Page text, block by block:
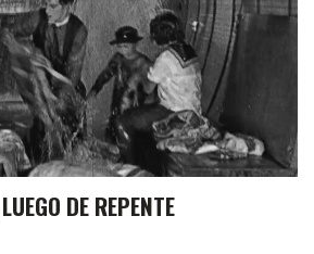
DE REPENTE